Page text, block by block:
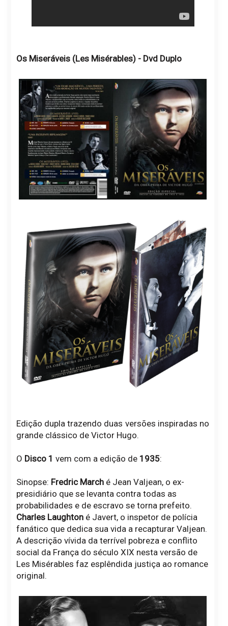
Os Miseráveis (Les Misérables) - Dvd Duplo
Edição dupla trazendo duas versões inspiradas no
grande clássico de Victor Hugo.
O Disco 1 vem com a edição de 1935:
Sinopse: Fredric Marché Jean Valjean, o ex-
presidiário que se levanta contra todas as
probabilidades e de escravo se torna prefeito.
Charles Laughtoné Javert, o inspetor de polícia
fanático que dedica sua vida a recapturar Valjean.
A descrição vívida da terrível pobreza e conflito
social da França do século XIX nesta versão de
Les Misérables faz esplêndida justiça ao romance
original.